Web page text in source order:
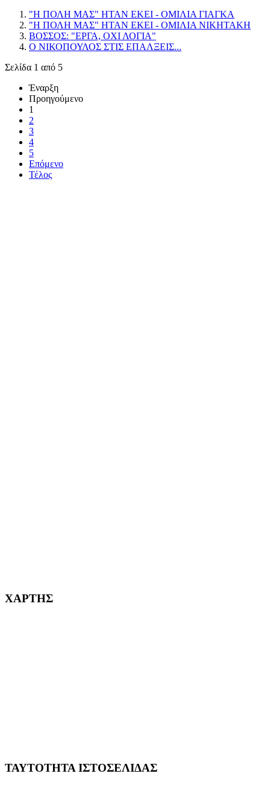
"Η ΠΟΛΗ ΜΑΣ" ΗΤΑΝ ΕΚΕΙ - ΟΜΙΛΙΑ ΓΙΑΓΚΑ
"Η ΠΟΛΗ ΜΑΣ" ΗΤΑΝ ΕΚΕΙ - ΟΜΙΛΙΑ ΝΙΚΗΤΑΚΗ
ΒΟΣΣΟΣ: "ΕΡΓΑ, ΟΧΙ ΛΟΓΙΑ"
Ο ΝΙΚΟΠΟΥΛΟΣ ΣΤΙΣ ΕΠΑΛΞΕΙΣ...
Σελίδα 1 από 5
Έναρξη
Προηγούμενο
1
2
3
4
5
Επόμενο
Τέλος
ΧΑΡΤΗΣ
ΤΑΥΤΟΤΗΤΑ ΙΣΤΟΣΕΛΙΔΑΣ